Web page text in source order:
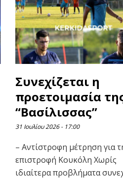
Συνεχίζεται η
προετοιμασία
“Βασίλισσας”
31 Ιουλίου 2026 17:00
– Αντίστροφη μέτρηση για
επιστροφή Κουκόλη Χωρίς
ιδιαίτερα προβλήματα